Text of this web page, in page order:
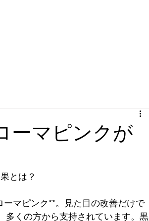
ーマピンクが
とは？
マピンク**。見た目の改善だけで
多くの方から支持されています。黒